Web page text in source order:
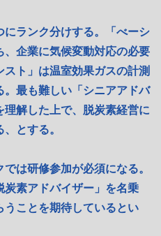
ランク分けする。「べーシ
、企業に気候変動対応の必要
ト」は温室効果ガスの計測
最も難しい「シニアアドバ
解した上で、脱炭素経営に
とする。
は研修参加が必須になる。
素アドバイザー」を名乗
ことを期待しているとい